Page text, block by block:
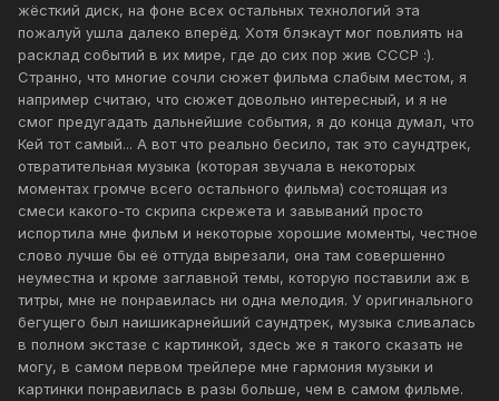
жёсткий диск, на фоне всех остальных технологий эта
пожалуй ушла далеко вперёд. Хотя блэкаут мог повлиять на
расклад событий в их мире, где до сих пор жив СССР :).
Странно, что многие сочли сюжет фильма слабым местом, я
например считаю, что сюжет довольно интересный, и я не
смог предугадать дальнейшие события, я до конца думал, что
Кей тот самый... А вот что реально бесило, так это саундтрек,
отвратительная музыка (которая звучала в некоторых
моментах громче всего остального фильма) состоящая из
смеси какого-то скрипа скрежета и завываний просто
испортила мне фильм и некоторые хорошие моменты, честное
слово лучше бы её оттуда вырезали, она там совершенно
неуместна и кроме заглавной темы, которую поставили аж в
титры, мне не понравилась ни одна мелодия. У оригинального
бегущего был наишикарнейший саундтрек, музыка сливалась
в полном экстазе с картинкой, здесь же я такого сказать не
могу, в самом первом трейлере мне гармония музыки и
картинки понравилась в разы больше, чем в самом фильме.